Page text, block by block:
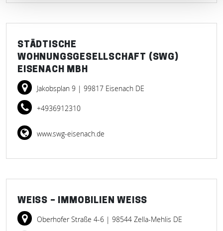
STÄDTISCHE
WOHNUNGSGESELLSCHAFT (SWG)
EISENACH MBH
Jakobsplan 9 | 99817 Eisenach DE
+4936912310
www.swg-eisenach.de
WEISS – IMMOBILIEN WEISS
Oberhofer Straße 4-6 | 98544 Zella-Mehlis DE